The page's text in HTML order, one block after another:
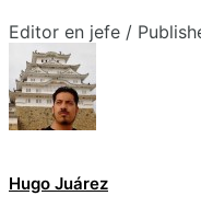
Editor en jefe /
Hugo Juárez